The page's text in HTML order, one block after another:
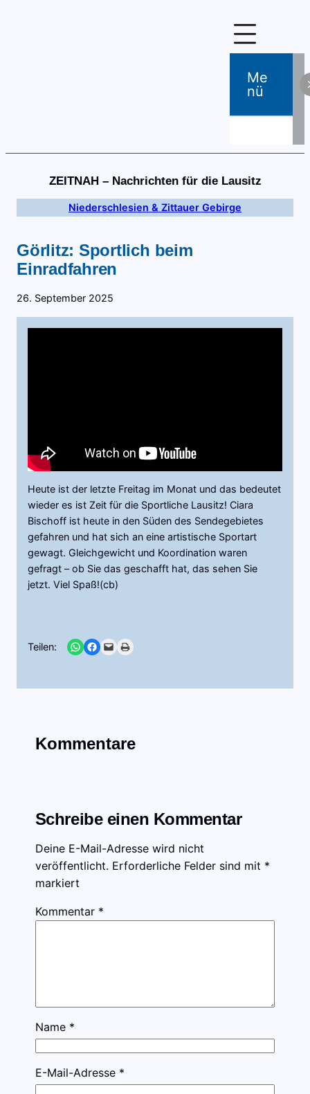
Me
Nü
ZEITNAH – Nachrichten für die Lausitz
Niederschlesien & Zittauer Gebirge
Görlitz: Sportlich beim
Einradfahren
26. September 2025
Heute ist der letzte Freitag im Monat und das bedeutet
wieder es ist Zeit für die Sportliche Lausitz! Ciara
Bischoff ist heute in den Süden des Sendegebietes
gefahren und hat sich an eine artistische Sportart
gewagt. Gleichgewicht und Koordination waren
gefragt – ob Sie das geschafft hat, das sehen Sie
jetzt. Viel Spaß!(cb)
Teilen: Share on WhatsApp
Share on Facebook
Email this PagePrint this Page
Kommentare
Schreibe einen Kommentar
Deine E-Mail-Adresse wird nicht
veröffentlicht. Erforderliche Felder sind mit *
markiert
Kommentar *
Name *
E-Mail-Adresse *